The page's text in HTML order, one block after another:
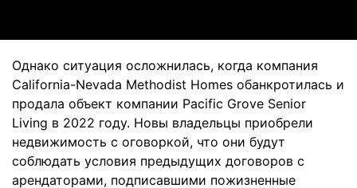
Однако ситуация осложнилась, когда компания
California-Nevada Methodist Homes обанкротилась и
продала объект компании Pacific Grove Senior
Living в 2022 году. Новы владельцы приобрели
недвижимость с оговоркой, что они будут
соблюдать условия предыдущих договоров с
арендаторами, подписавшими пожизненные